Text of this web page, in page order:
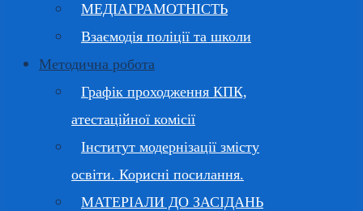
МЕДІАГРАМОТНІСТЬ
Взаємодія поліції та школи
Методична робота
Графік проходження КПК,
атестаційної комісії
Інститут модернізації змісту
освіти. Корисні посилання.
МАТЕРІАЛИ ДО ЗАСІДАНЬ